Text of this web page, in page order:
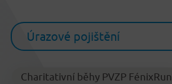
Charitativní běhy PVZP FénixRun